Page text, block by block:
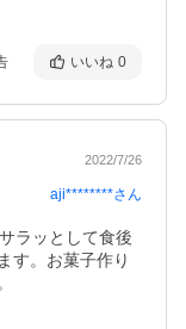
いいね 0
2022/7/26
aji********さん
ラッとして食後
す。お菓子作り